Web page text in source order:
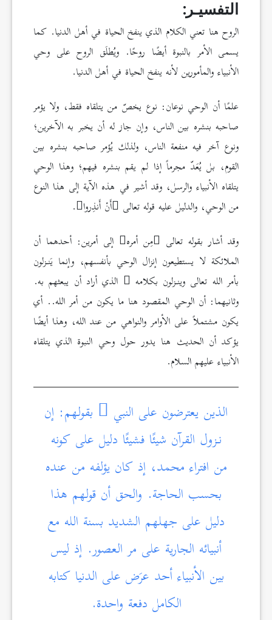
التفسيـر:
الروح هنا تعني الكلام الذي ينفخ الحياة في أهل الدنيا. كما
يسمى الأمر بالنبوة أيضًا روحًا. ويُطلَق الروح على وحي
الأنبياء والمأمورين لأنه ينفخ الحياة في أهل الدنيا.
علمًا أن الوحي نوعان: نوع يخصّ من يتلقاه فقط، ولا يؤمر
صاحبه بنشره بين الناس، وإن جاز له أن يخبر به الآخرين؛
ونوع آخر فيه منفعة الناس، ولذلك يُؤمر صاحبه بنشره بين
القوم، بل يُعَدّ مجرماً إذا لم يقم بنشره فيهم؛ وهذا الوحي
يتلقاه الأنبياء والرسل، وقد أشير في هذه الآية إلى هذا النوع
من الوحي، والدليل عليه قوله تعالى أَنْ أَنذِروا .
وقد أشار بقوله تعالى مِن أمره إلى أمرين: أحدهما أن
الملائكة لا يستطيعون إنزال الوحي بأنفسهم، وإنما يَنـزلون
بأمر الله تعالى وينـزلون بكلامه
الذي أراد أن يبعثهم به.
وثانيهما: أن الوحي المقصود هنا ما يكون من أمر الله.. أي
يكون مشتملاً على الأوامر والنواهي من عند الله، وهذا أيضًا
يؤكد أن الحديث هنا يدور حول وحي النبوة الذي يتلقاه
الأنبياء عليهم السلام.
الذين يعترضون على النبي
بقولهم: إن
نـزول القرآن شيئًا فشيئًا دليل على كونه
من افتراء محمد، إذ كان يؤلفه من عنده
بحسب الحاجة. والحق أن قولهم هذا
دليل على جهلهم الشديد بسنة الله مع
أنبيائه الجارية على مر العصور. إذ ليس
بين الأنبياء أحد عرَض على الدنيا كتابه
الكامل دفعة واحدة.